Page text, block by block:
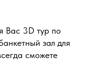
Вас 3D тур по
зал для
сможете